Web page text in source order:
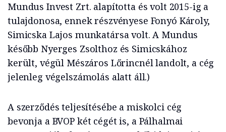
Mundus Invest Zrt. alapította és volt 2015-ig a
tulajdonosa, ennek részvényese Fonyó Károly,
Simicska Lajos munkatársa volt. A Mundus
később Nyerges Zsolthoz és Simicskához
került, végül Mészáros Lőrincnél landolt, a cég
jelenleg végelszámolás alatt áll.)
A szerződés teljesítésébe a miskolci cég
bevonja a BVOP két cégét is, a Pálhalmai